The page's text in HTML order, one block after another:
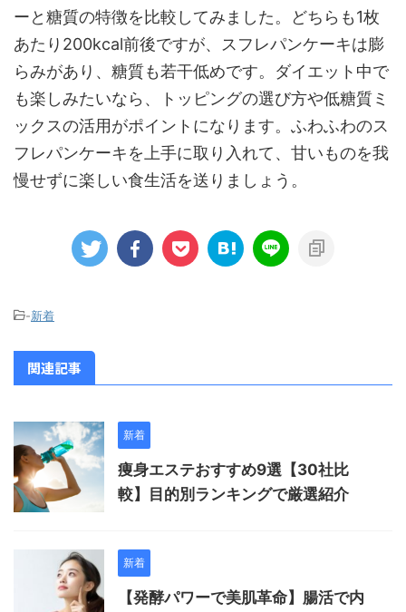
ーと糖質の特徴を比較してみました。どちらも1枚
あたり200kcal前後ですが、スフレパンケーキは膨
らみがあり、糖質も若干低めです。ダイエット中で
も楽しみたいなら、トッピングの選び方や低糖質ミ
ックスの活用がポイントになります。ふわふわのス
フレパンケーキを上手に取り入れて、甘いものを我
慢せずに楽しい食生活を送りましょう。
-新着
関連記事
新着
痩身エステおすすめ9選【30社比
較】目的別ランキングで厳選紹介
新着
【発酵パワーで美肌革命】腸活で内